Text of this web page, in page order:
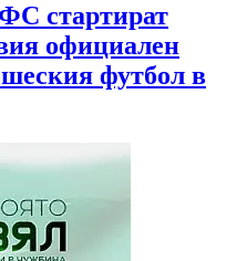
стартират
официален
футбол в